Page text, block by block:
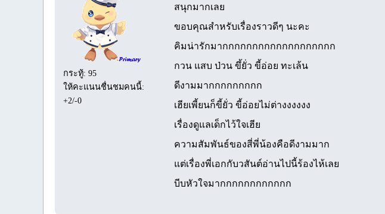
กระทู้: 95
ให้คะแนนชื่นชมคนนี้:
+2/-0
สนุกมากเลย
ขอบคุณสำหรับเรื่องราวดีๆ นะคะ
คิมน่ารักมากกกกกกกกกกกกกกกกกกก
กวน แสบ ป่วน ขึ้ยั่ว ขี้อ่อย ทะเล้น
ดีงามมากกกกกกกกก
เฮียเพี้ยนก็ขี้ยั่ว ขี้อ่อยไม่ต่างงงงงง
เรื่องดูแลเด็กไว้ใจเฮีย
ความสัมพันธ์ของสี่พี่น้องคือดีงามมาก
แต่เรื่องพี่เอกกับวสันต์อ่านไปนี้ร้องไห้เลย
บีบหัวใจมากกกกกกกกกกกก